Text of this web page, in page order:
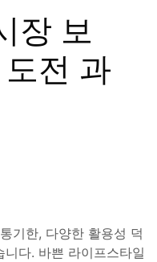
장 보
전 과
기한, 다양한 활용성 덕
다. 바쁜 라이프스타일